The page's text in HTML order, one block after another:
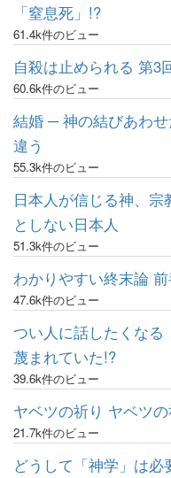
「窒息死」!?
61.4k件のビュー
自殺は止められる 第3
60.6k件のビュー
結婚 ─ 神の結びあわ
違う
55.3k件のビュー
日本人が信じる神、宗
としない日本人
51.3k件のビュー
わかりやすい終末論
47.6k件のビュー
つい人に話したくな
蔑まれていた!?
39.6k件のビュー
ヤベツの祈り ヤベツ
21.7k件のビュー
どうして「神学」は